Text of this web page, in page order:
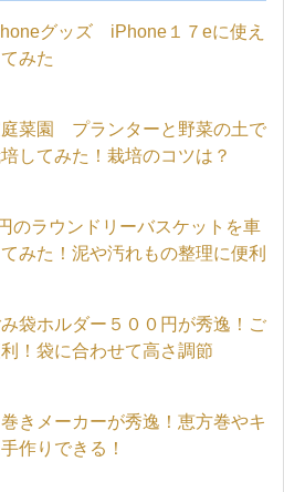
グッズ iPhone１７eに使え
みた
庭菜園 プランターと野菜の土で
してみた！栽培のコツは？
のラウンドリーバスケットを車
みた！泥や汚れもの整理に便利
袋ホルダー５００円が秀逸！ご
！袋に合わせて高さ調節
きメーカーが秀逸！恵方巻やキ
作りできる！